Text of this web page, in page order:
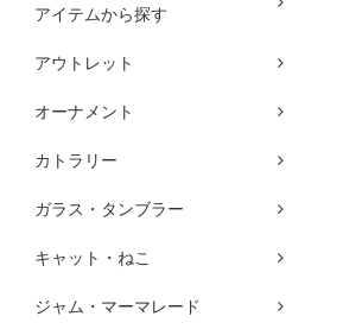
アイテムから探す
アウトレット
オーナメント
カトラリー
ガラス・タンブラー
キャット・ねこ
ジャム・マーマレード